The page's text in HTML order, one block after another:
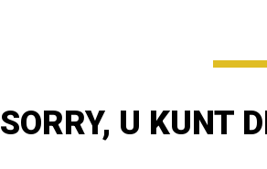
SORRY, U KUNT